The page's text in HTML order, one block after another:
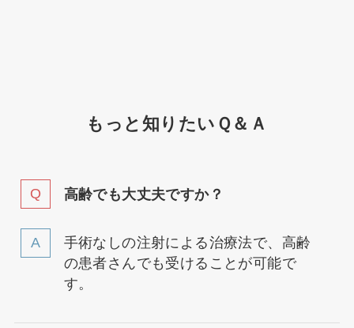
もっと知りたいＱ＆Ａ
高齢でも大丈夫ですか？
手術なしの注射による治療法で、高齢
の患者さんでも受けることが可能で
す。